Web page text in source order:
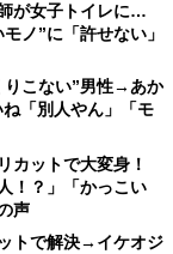
師が女子トイレに…
ノ”に「許せない」
こない”男性→あか
「別人やん」「モ
カットで大変身！
！？」「かっこい
声
トで解決→イケオジ